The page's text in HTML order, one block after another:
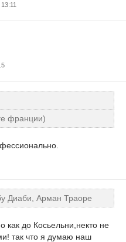
франции)
Диаби, Арман Траоре
до Косьельни,некто не
так что я думаю наш